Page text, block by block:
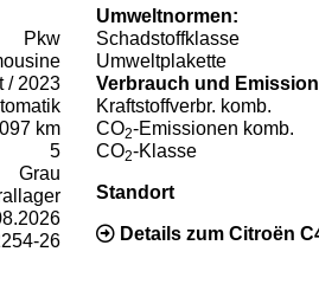
Pkw
/ 2023
km
5
Grau
26
Umweltnormen:
Schadstoffklasse
Umweltplakette
Verbrauch und
Kraftstoffverbr. komb.
CO2-Emissionen komb.
CO2-Klasse
Standort
Details zum Citroën